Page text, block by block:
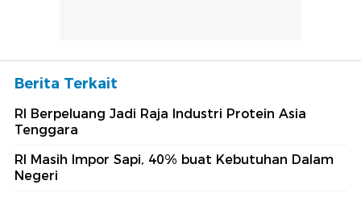
Berita Terkait
RI Berpeluang Jadi Raja Industri Protein Asia
Tenggara
RI Masih Impor Sapi, 40% buat Kebutuhan Dalam
Negeri